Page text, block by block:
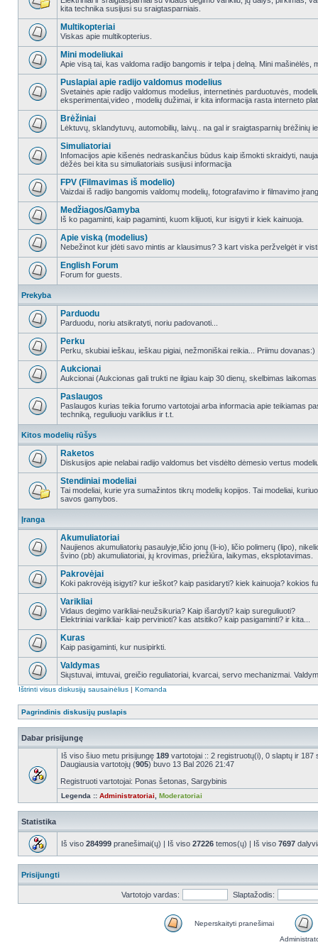
kita technika susijusi su sraigtasparniais.
Multikopteriai
Viskas apie multikopterius.
Mini modeliukai
Apie visą tai, kas valdoma radijo bangomis ir telpa į delną. Mini mašinėlės,
Puslapiai apie radijo valdomus modelius
Svetainės apie radijo valdomus modelius, internetinės parduotuvės,
eksperimentai,video , modelių dužimai, ir kita informacija rasta interneto
Brėžiniai
Lėktuvų, sklandytuvų, automobilių, laivų.. na gal ir sraigtasparnių brėžinių
Simuliatoriai
Infomacijos apie kišenės nedraskančius būdus kaip išmokti skraidyti,
dėžės bei kita su simuliatoriais susijusi informacija
FPV (Filmavimas iš modelio)
Vaizdai iš radijo bangomis valdomų modelių, fotografavimo ir filmavimo
Medžiagos/Gamyba
Iš ko pagaminti, kaip pagaminti, kuom klijuoti, kur isigyti ir kiek kainuoja.
Apie viską (modelius)
Nebežinot kur įdėti savo mintis ar klausimus? 3 kart viska peržvelgėt ir
English Forum
Forum for guests.
Prekyba
Parduodu
Parduodu, noriu atsikratyti, noriu padovanoti...
Perku
Perku, skubiai ieškau, ieškau pigiai, nežmoniškai reikia... Priimu dovanas:)
Aukcionai
Aukcionai (Aukcionas gali trukti ne ilgiau kaip 30 dienų, skelbimas
Paslaugos
Paslaugos kurias teikia forumo vartotojai arba informacia apie teikiamas
techniką, reguliuoju variklius ir t.t.
Kitos modelių rūšys
Raketos
Diskusijos apie nelabai radijo valdomus bet visdėlto dėmesio vertus
Stendiniai modeliai
Tai modeliai, kurie yra sumažintos tikrų modelių kopijos. Tai modeliai,
savos gamybos.
Įranga
Akumuliatoriai
Naujienos akumuliatorių pasaulyje,ličio jonų (li-io), ličio polimerų (lipo),
švino (pb) akumuliatoriai, jų krovimas, priežiūra, laikymas, eksplotavimas.
Pakrovėjai
Koki pakrovėją isigyti? kur ieškot? kaip pasidaryti? kiek kainuoja? kokios
Varikliai
Vidaus degimo varikliai-neužsikuria? Kaip išardyti? kaip sureguliuoti?
Elektriniai varikliai- kaip pervinioti? kas atsitiko? kaip pasigaminti? ir kita...
Kuras
Kaip pasigaminti, kur nusipirkti.
Valdymas
Siųstuvai, imtuvai, greičio reguliatoriai, kvarcai, servo mechanizmai.
Ištrinti visus diskusijų sausainėlius | Komanda
Pagrindinis diskusijų puslapis
Dabar prisijungę
Iš viso šiuo metu prisijungę 189 vartotojai :: 2 registruotų(i), 0 slaptų ir
Daugiausia vartotojų (905) buvo 13 Bal 2026 21:47
Registruoti vartotojai: Ponas šetonas, Sargybinis
Legenda :: Administratoriai Moderatoriai
Statistika
Iš viso 284999 pranešimai(ų) | Iš viso 27226 temos(ų) | Iš viso 7697
Prisijungti
Vartotojo vardas: Slaptažodis:
Neperskaityti pranešimai